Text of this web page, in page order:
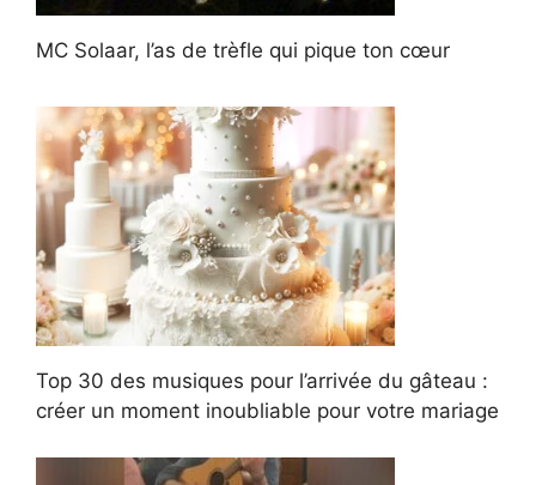
MC Solaar, l’as de trèfle qui pique ton cœur
Top 30 des musiques pour l’arrivée du gâteau :
créer un moment inoubliable pour votre mariage